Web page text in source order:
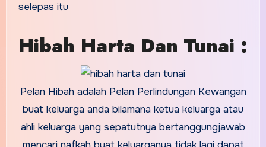
selepas itu
Hibah Harta Dan Tunai :
Pelan Hibah adalah Pelan Perlindungan Kewangan
buat keluarga anda bilamana ketua keluarga atau
ahli keluarga yang sepatutnya bertanggungjawab